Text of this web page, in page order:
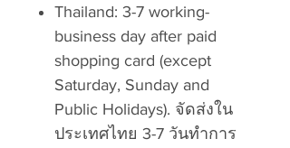
Thailand: 3-7 working-
business day after paid
shopping card (except
Saturday, Sunday and
Public Holidays). จัดส่งใน
ประเทศไทย 3-7 วันทำการ